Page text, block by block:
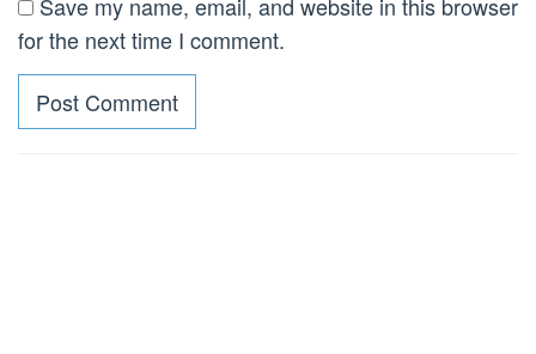
Save my name, email, and website in this browser
for the next time I comment.